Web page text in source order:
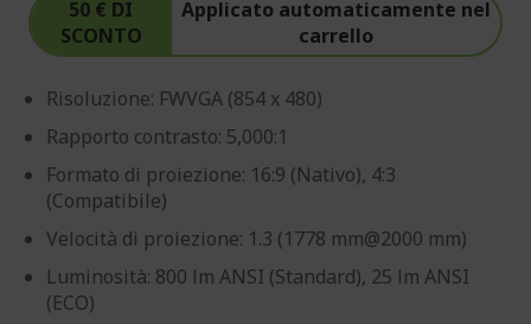
50 € DI
SCONTO
Applicato automaticamente nel
carrello
Risoluzione: FWVGA (854 x 480)
Rapporto contrasto: 5,000:1
Formato di proiezione: 16:9 (Nativo), 4:3
(Compatibile)
Velocità di proiezione: 1.3 (1778 mm@2000 mm)
Luminosità: 800 lm ANSI (Standard), 25 lm ANSI
(ECO)